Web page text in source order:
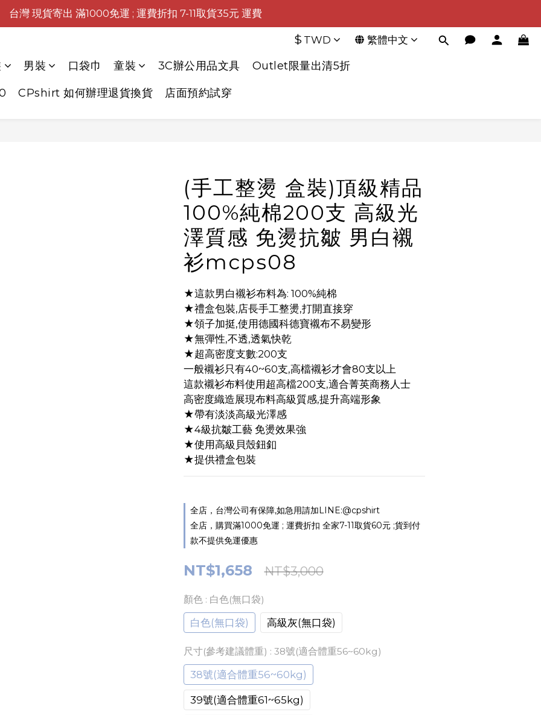
台灣 現貨寄出 滿1000免運 ; 運費折扣 7-11取貨35元 運費
$ TWD 繁體中文
男裝 口袋巾 童裝 3C辦公用品文具 Outlet限量出清5折
CPshirt 如何辦理退貨換貨 店面預約試穿
(手工整燙 盒裝)頂級精品
100%純棉200支 高級光
澤質感 免燙抗皺 男白襯
衫mcps08
★這款男白襯衫布料為: 100%純棉
★禮盒包裝,店長手工整燙,打開直接穿
★領子加挺,使用德國科德寶襯布不易變形
★無彈性,不透,透氣快乾
★超高密度支數:200支
一般襯衫只有40~60支,高檔襯衫才會80支以上
這款襯衫布料使用超高檔200支,適合菁英商務人士
高密度織造展現布料高級質感,提升高端形象
★帶有淡淡高級光澤感
★4級抗皺工藝 免燙效果強
★使用高級貝殼鈕釦
★提供禮盒包裝
全店，台灣公司有保障,如急用請加LINE:@cpshirt
全店，購買滿1000免運 ; 運費折扣 全家7-11取貨60元 ;貨到付
款不提供免運優惠
NT$1,658 NT$3,000
顏色 : 白色(無口袋)
白色(無口袋) 高級灰(無口袋)
尺寸(參考建議體重) : 38號(適合體重56~60kg)
38號(適合體重56~60kg)
39號(適合體重61~65kg)